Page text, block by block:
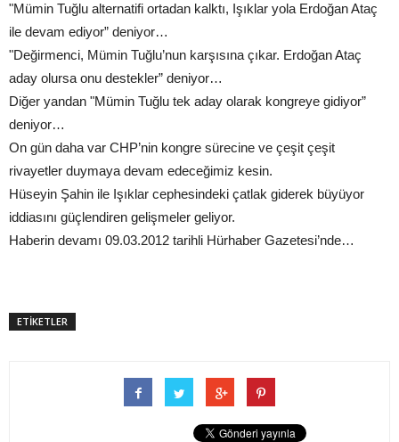
"Mümin Tuğlu alternatifi ortadan kalktı, Işıklar yola Erdoğan Ataç
ile devam ediyor” deniyor…
"Değirmenci, Mümin Tuğlu’nun karşısına çıkar. Erdoğan Ataç
aday olursa onu destekler” deniyor…
Diğer yandan "Mümin Tuğlu tek aday olarak kongreye gidiyor”
deniyor…
On gün daha var CHP’nin kongre sürecine ve çeşit çeşit
rivayetler duymaya devam edeceğimiz kesin.
Hüseyin Şahin ile Işıklar cephesindeki çatlak giderek büyüyor
iddiasını güçlendiren gelişmeler geliyor.
Haberin devamı 09.03.2012 tarihli Hürhaber Gazetesi’nde…
ETİKETLER